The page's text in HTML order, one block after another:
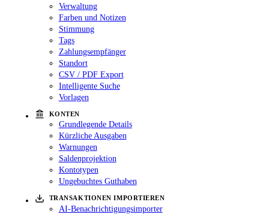
Verwaltung
Farben und Notizen
Stimmung
Tags
Zahlungsempfänger
Standort
CSV / PDF Export
Intelligente Suche
Vorlagen
KONTEN
Grundlegende Details
Kürzliche Ausgaben
Warnungen
Saldenprojektion
Kontotypen
Ungebuchtes Guthaben
TRANSAKTIONEN IMPORTIEREN
AI-Benachrichtigungsimporter